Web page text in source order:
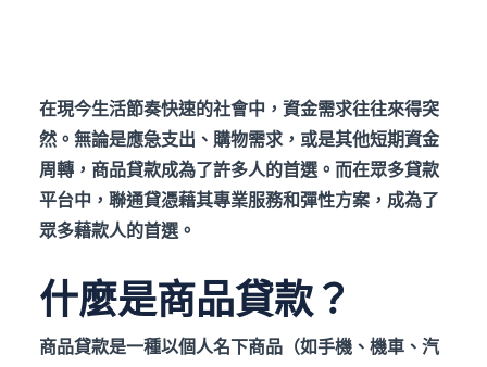
在現今生活節奏快速的社會中，資金需求往往來得突
然。無論是應急支出、購物需求，或是其他短期資金
周轉，商品貸款成為了許多人的首選。而在眾多貸款
平台中，聯通貸憑藉其專業服務和彈性方案，成為了
眾多藉款人的首選。
什麼是商品貸款？
商品貸款是一種以個人名下商品（如手機、機車、汽